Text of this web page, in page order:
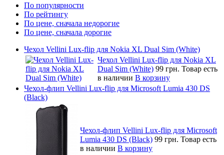
По популярности
По рейтингу
По цене, сначала недорогие
По цене, сначала дорогие
Чехол Vellini Lux-flip для Nokia XL Dual Sim (White)
Чехол Vellini Lux-flip для Nokia XL
Dual Sim (White) 99 грн. Товар есть
в наличии В корзину
Чехол-флип Vellini Lux-flip для Microsoft Lumia 430 DS
(Black)
Чехол-флип Vellini Lux-flip для Microsoft
Lumia 430 DS (Black) 99 грн. Товар есть
в наличии В корзину